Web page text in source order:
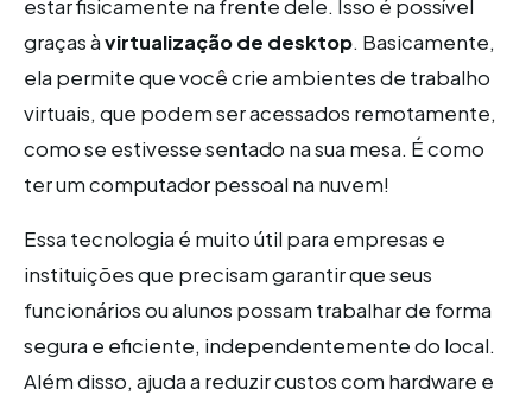
estar fisicamente na frente dele. Isso é possível
graças àvirtualização de desktop. Basicamente,
ela permite que você crie ambientes de trabalho
virtuais, que podem ser acessados remotamente,
como se estivesse sentado na sua mesa. É como
ter um computador pessoal na nuvem!
Essa tecnologia é muito útil para empresas e
instituições que precisam garantir que seus
funcionários ou alunos possam trabalhar de forma
segura e eficiente, independentemente do local.
Além disso, ajuda a reduzir custos com hardware e